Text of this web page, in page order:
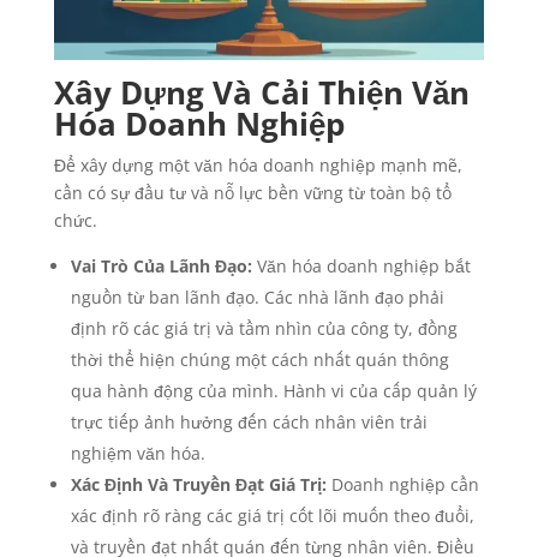
Xây Dựng Và Cải Thiện Văn
Hóa Doanh Nghiệp
Để xây dựng một văn hóa doanh nghiệp mạnh mẽ,
cần có sự đầu tư và nỗ lực bền vững từ toàn bộ tổ
chức.
Vai Trò Của Lãnh Đạo: Văn hóa doanh nghiệp bắt
nguồn từ ban lãnh đạo. Các nhà lãnh đạo phải
định rõ các giá trị và tầm nhìn của công ty, đồng
thời thể hiện chúng một cách nhất quán thông
qua hành động của mình. Hành vi của cấp quản lý
trực tiếp ảnh hưởng đến cách nhân viên trải
nghiệm văn hóa.
Xác Định Và Truyền Đạt Giá Trị: Doanh nghiệp cần
xác định rõ ràng các giá trị cốt lõi muốn theo đuổi,
và truyền đạt nhất quán đến từng nhân viên. Điều